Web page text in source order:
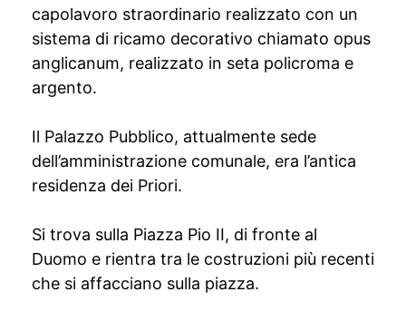
capolavoro straordinario realizzato con un
sistema di ricamo decorativo chiamato opus
anglicanum, realizzato in seta policroma e
argento.
Il Palazzo Pubblico, attualmente sede
dell’amministrazione comunale, era l’antica
residenza dei Priori.
Si trova sulla Piazza Pio II, di fronte al
Duomo e rientra tra le costruzioni più recenti
che si affacciano sulla piazza.